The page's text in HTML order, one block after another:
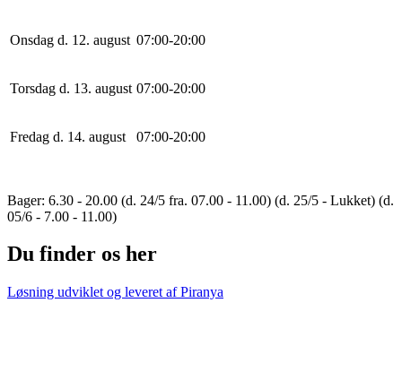
Onsdag d. 12. august 07:00-20:00
Torsdag d. 13. august 07:00-20:00
Fredag d. 14. august 07:00-20:00
Bager: 6.30 - 20.00 (d. 24/5 fra. 07.00 - 11.00) (d. 25/5 - Lukket) (d.
05/6 - 7.00 - 11.00)
Du finder os her
Løsning udviklet og leveret afPiranya